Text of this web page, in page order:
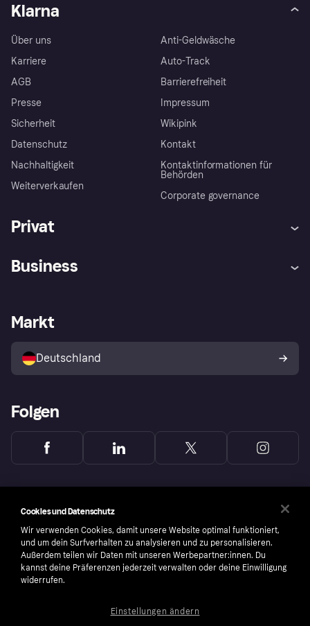
Klarna
Über uns
Karriere
AGB
Presse
Sicherheit
Datenschutz
Nachhaltigkeit
Weiterverkaufen
Anti-Geldwäsche
Auto-Track
Barrierefreiheit
Impressum
Wikipink
Kontakt
Kontaktinformationen für
Behörden
Corporate governance
Privat
Klarna App
Shops entdecken
Käuferschutzrichtlinie
Dein Widerrufsrecht
Business
Händlerportal
Markt
Deutschland
Folgen
Cookies und Datenschutz
Wir verwenden Cookies, damit unsere Website optimal funktioniert,
und um dein Surfverhalten zu analysieren und zu personalisieren.
Außerdem teilen wir Daten mit unseren Werbepartner:innen. Du
kannst deine Präferenzen jederzeit verwalten oder deine Einwilligung
widerrufen.
Einstellungen ändern